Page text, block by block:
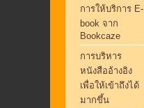
การให้บริการ E-
book จาก
Bookcaze
การบริหาร
หนังสืออ้างอิง
เพื่อให้เข้าถึงได้
มากขึ้น